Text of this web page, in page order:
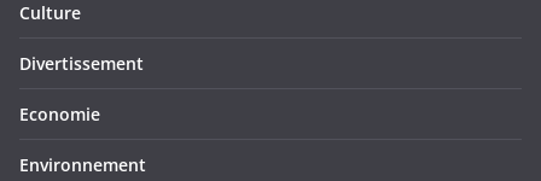
Culture
Divertissement
Economie
Environnement